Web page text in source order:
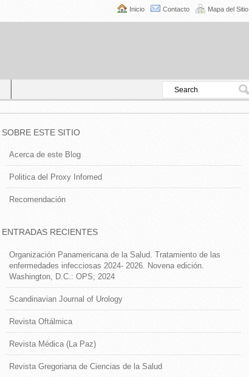
Inicio Contacto Mapa del Sitio
SOBRE ESTE SITIO
Acerca de este Blog
Politica del Proxy Infomed
Recomendación
ENTRADAS RECIENTES
Organización Panamericana de la Salud. Tratamiento de las
enfermedades infecciosas 2024- 2026. Novena edición.
Washington, D.C.: OPS; 2024
Scandinavian Journal of Urology
Revista Oftálmica
Revista Médica (La Paz)
Revista Gregoriana de Ciencias de la Salud